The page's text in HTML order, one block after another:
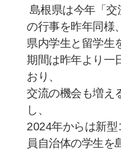
島根県は今年「交
の行事を昨年同様、
県内学生と留学生
期間は昨年より一
おり、
交流の機会も増え
し、
2024年からは新型
員自治体の学生を